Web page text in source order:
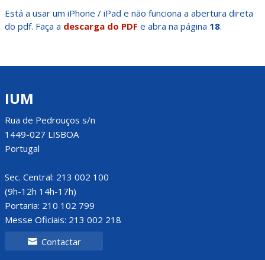
Está a usar um iPhone / iPad e não funciona a abertura direta
do pdf. Faça a descarga do PDF e abra na página 18.
IUM
Rua de Pedrouços s/n
1449-027 LISBOA
Portugal
Sec. Central: 213 002 100
(9h-12h 14h-17h)
Portaria: 210 102 799
Messe Oficiais: 213 002 218
Contactar